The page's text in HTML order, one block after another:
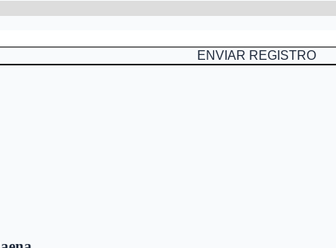
ENVIAR REGISTRO